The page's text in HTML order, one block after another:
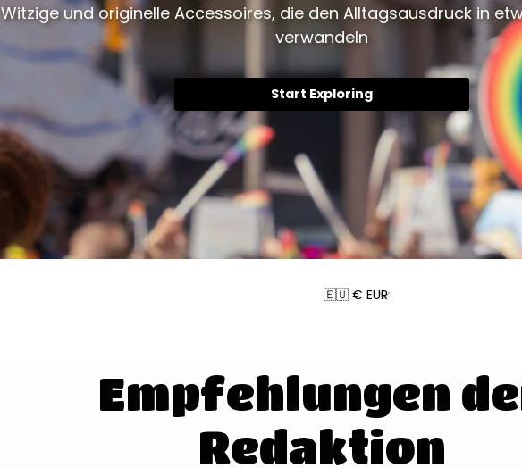
Witzige und originelle Accessoires, die den Alltagsausdruck in
verwandeln
Start Exploring
Empfehlungen
Redaktion